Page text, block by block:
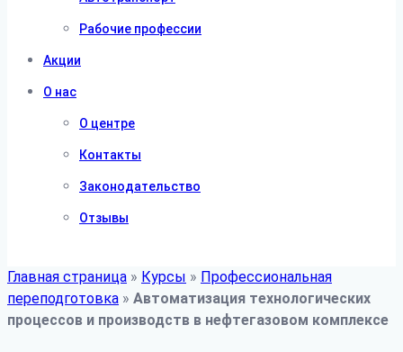
Рабочие профессии
Акции
О нас
О центре
Контакты
Законодательство
Отзывы
Главная страница » Курсы » Профессиональная
переподготовка » Автоматизация технологических
процессов и производств в нефтегазовом комплексе